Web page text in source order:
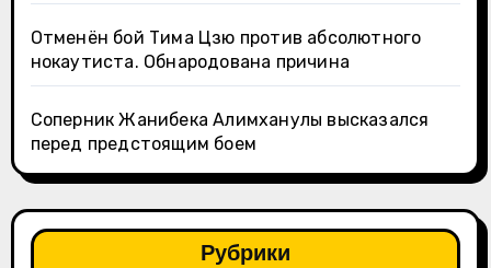
Отменён бой Тима Цзю против абсолютного
нокаутиста. Обнародована причина
Соперник Жанибека Алимханулы высказался
перед предстоящим боем
Рубрики